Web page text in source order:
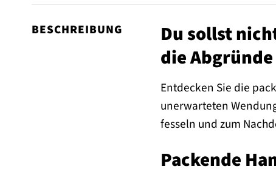
BESCHREIBUNG
Du sollst
die
Entdecken Sie die
unerwarteten
fesseln und zum
Packende